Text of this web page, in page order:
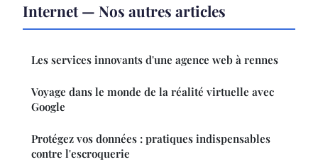
Internet — Nos autres articles
Les services innovants d'une agence web à rennes
Voyage dans le monde de la réalité virtuelle avec
Google
Protégez vos données : pratiques indispensables
contre l'escroquerie